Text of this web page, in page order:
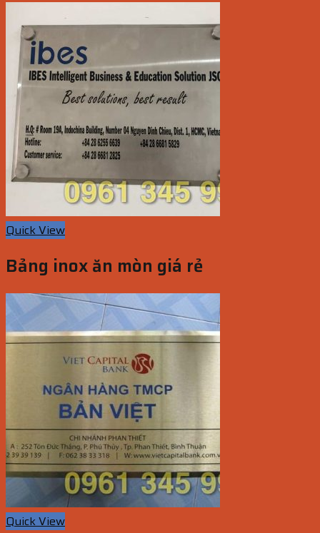
Quick View
Bảng inox ăn mòn giá rẻ
Quick View